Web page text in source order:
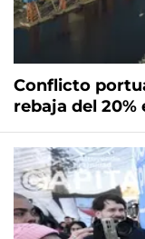
Conflicto
rebaja del